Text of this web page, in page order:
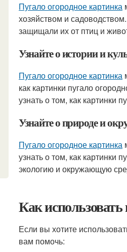
Пугало огородное картинка
хозяйством и
защищали их от птиц и
Узнайте о истории и
Пугало огородное картинка
как картинки пугало
узнать о том, как картинки
Узнайте о природе и
Пугало огородное картинка
узнать о том, как картинки
экологию и окружающую
Как использовать
Если вы хотите
вам помочь: